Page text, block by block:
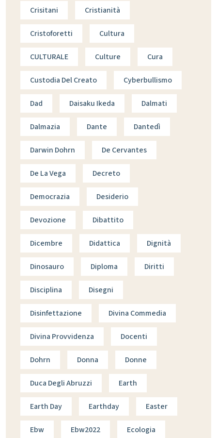
Crisitani Cristianità
Cristoforetti Cultura
CULTURALE Culture Cura
Custodia Del Creato Cyberbullismo
Dad Daisaku Ikeda Dalmati
Dalmazia Dante Dantedì
Darwin Dohrn De Cervantes
De La Vega Decreto
Democrazia Desiderio
Devozione Dibattito
Dicembre Didattica Dignità
Dinosauro Diploma Diritti
Disciplina Disegni
Disinfettazione Divina Commedia
Divina Provvidenza Docenti
Dohrn Donna Donne
Duca Degli Abruzzi Earth
Earth Day Earthday Easter
Ebw Ebw2022 Ecologia